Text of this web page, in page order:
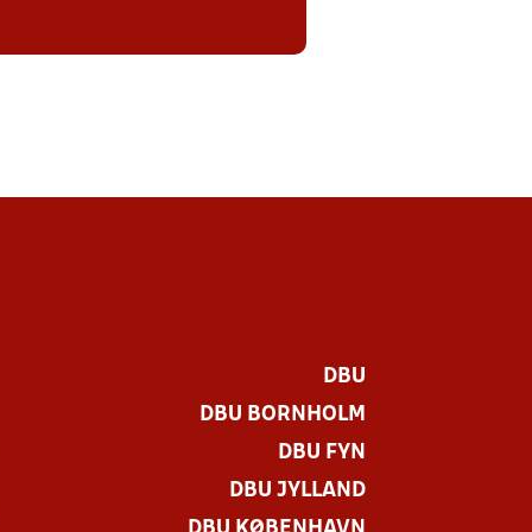
DBU
DBU BORNHOLM
DBU FYN
DBU JYLLAND